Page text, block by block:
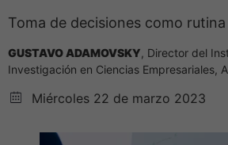
Toma de decisiones como
GUSTAVO ADAMOVSKY, Director del
Investigación en Ciencias Empresariales,
Miércoles 22 de marzo 2023